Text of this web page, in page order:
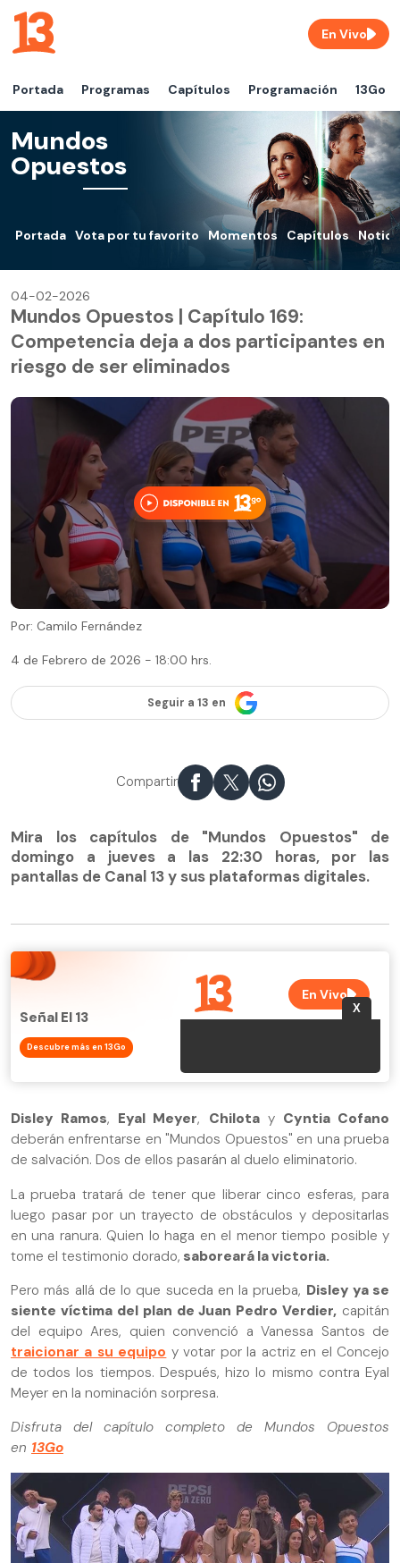
Portada Programas Capítulos Programación 13Go
En Vivo
Mundos
Opuestos
Portada Vota por tu favorito Momentos Capítulos
04-02-2026
Mundos Opuestos | Capítulo 169:
Competencia deja a dos participantes en
riesgo de ser eliminados
Por: Camilo Fernández
4 de Febrero de 2026 - 18:00 hrs.
Seguir a 13 en
Compartir
Mira los capítulos de "Mundos Opuestos" de
domingo a jueves a las 22:30 horas, por las
pantallas de Canal 13 y sus plataformas digitales.
Señal El 13
Descubre más en 13Go
Disley Ramos, Eyal Meyer, Chilotay Cyntia Cofano
deberán enfrentarse en "Mundos Opuestos" en una prueba
de salvación. Dos de ellos pasarán al duelo eliminatorio.
La prueba tratará de tener que liberar cinco esferas, para
luego pasar por un trayecto de obstáculos y depositarlas
en una ranura. Quien lo haga en el menor tiempo posible y
tome el testimonio dorado, saboreará la victoria.
Pero más allá de lo que suceda en la prueba, Disley ya se
siente víctima del plan de Juan Pedro Verdier, capitán
del equipo Ares, quien convenció a Vanessa Santos de
traicionar a su equipo y votar por la actriz en el Concejo
de todos los tiempos. Después, hizo lo mismo contra Eyal
Meyer en la nominación sorpresa.
Disfruta del capítulo completo de Mundos Opuestos
en 13Go